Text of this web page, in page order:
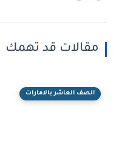
مقالات قد تهمك
الصف العاشر بالامارات